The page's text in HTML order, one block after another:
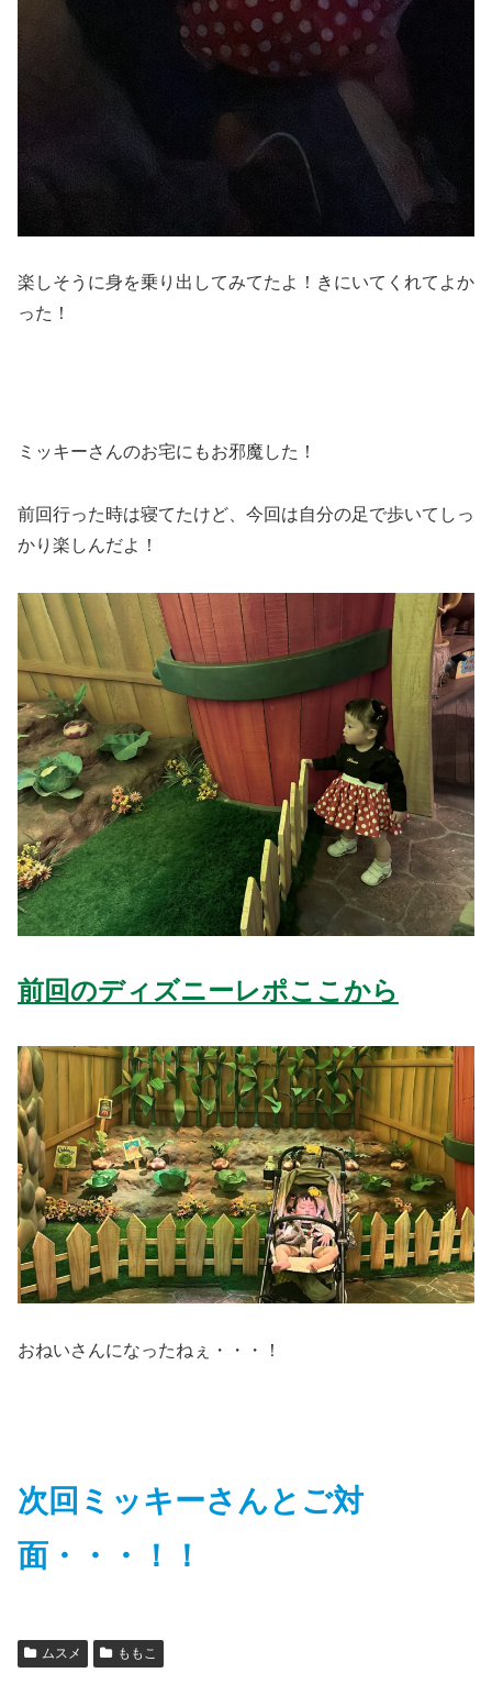
楽しそうに身を乗り出してみてたよ！きにいてくれてよか
った！
ミッキーさんのお宅にもお邪魔した！
前回行った時は寝てたけど、今回は自分の足で歩いてしっ
かり楽しんだよ！
前回のディズニーレポここから
おねいさんになったねぇ・・・！
次回ミッキーさんとご対
面・・・！！
ムスメ ももこ